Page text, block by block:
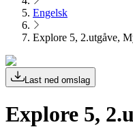
Engelsk
Explore 5, 2.utgåve,
Last ned omslag
Explore 5,